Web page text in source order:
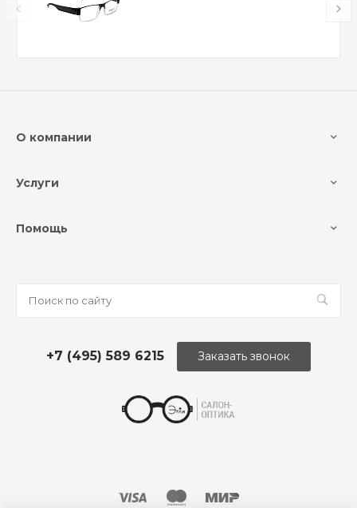
О компании
Услуги
Помощь
+7 (495) 589 6215 Заказать звонок